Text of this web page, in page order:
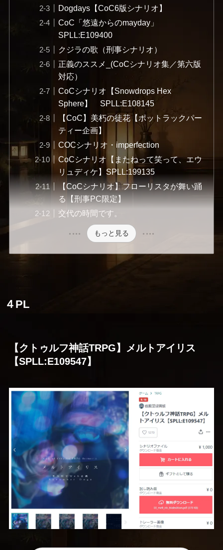
Dogdays【CoC6版シナリオ】
CoC「悠遠からのmayday」
SPLL:E109400
クジラの歌（刑事シナリオ）
正義のススメ_(CoCシナリオ集／第六版
対応）
CoCシナリオ【Snowdrops Hex
Sphere】 SPLL:E108145
【CoC】美朽の徒花【ポットラックパー
ティー企画】
COCシナリオ・imperfection
CoCシナリオ【またねって笑って、エウ
リュディケ】SPLL:199135
【CoCシナリオ】フローリスタが舞い踊
る【刑事PC限定】
交代の時間です。
もっと見る
４PL
【クトゥルフ神話TRPG】メルトアイリス
【SPLL:E109547】